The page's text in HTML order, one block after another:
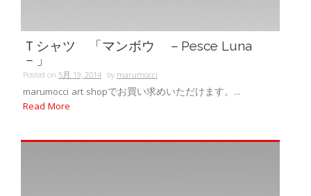
Ｔシャツ 「マンボウ －Pesce Luna
－」
Posted on 5月 19, 2014 bymarumocci
marumocci art shopでお買い求めいただけます。...
Read More